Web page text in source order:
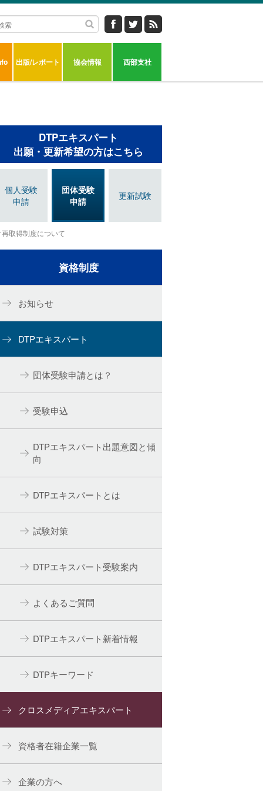
出版/レポート 協会情報 西部支社
DTPエキスパート
出願・更新希望の方はこちら
個人受験
申請
団体受験
申請
更新試験
再取得制度について
資格制度
お知らせ
DTPエキスパート
団体受験申請とは？
受験申込
DTPエキスパート出題意図と傾
向
DTPエキスパートとは
試験対策
DTPエキスパート受験案内
よくあるご質問
DTPエキスパート新着情報
DTPキーワード
クロスメディアエキスパート
資格者在籍企業一覧
企業の方へ